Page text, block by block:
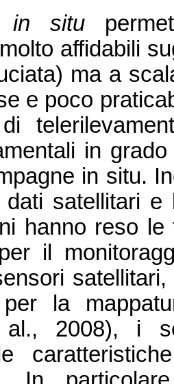
in situ per
affidabili
ma a
e poco
in
in situ.
satellitari e
hanno reso
il
la
2008), i